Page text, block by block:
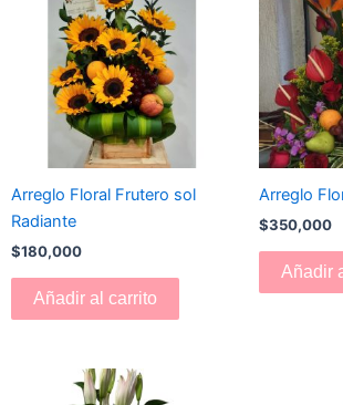
Arreglo Floral Frutero sol
Radiante
$180,000
Añadir al carrito
Arreglo
$350,000
Añadir